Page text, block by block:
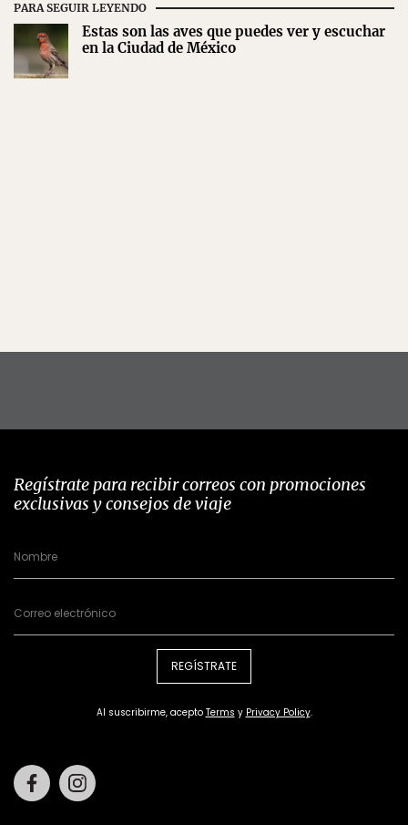
PARA SEGUIR LEYENDO
Estas son las aves que puedes ver y escuchar
en la Ciudad de México
Regístrate para recibir correos con promociones
exclusivas y consejos de viaje
REGÍSTRATE
Al suscribirme, acepto Terms y Privacy Policy.
Facebook